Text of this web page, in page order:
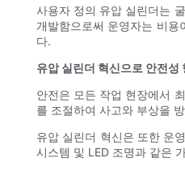
사용자 정의 유압 실린더는
개발함으로써 운영자는 비
다.
유압 실린더 혁신으로 안전성
안전은 모든 작업 현장에서
를 조절하여 사고와 부상을
유압 실린더 혁신은 또한 운
시스템 및 LED 조명과 같은